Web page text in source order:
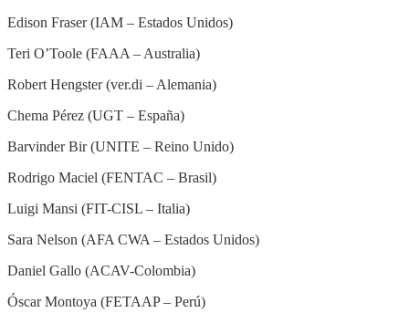
Edison Fraser (IAM – Estados Unidos)
Teri O’Toole (FAAA – Australia)
Robert Hengster (ver.di – Alemania)
Chema Pérez (UGT – España)
Barvinder Bir (UNITE – Reino Unido)
Rodrigo Maciel (FENTAC – Brasil)
Luigi Mansi (FIT-CISL – Italia)
Sara Nelson (AFA CWA – Estados Unidos)
Daniel Gallo (ACAV-Colombia)
Óscar Montoya (FETAAP – Perú)